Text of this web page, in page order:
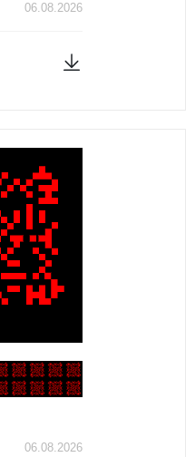
06.08.2026
06.08.2026